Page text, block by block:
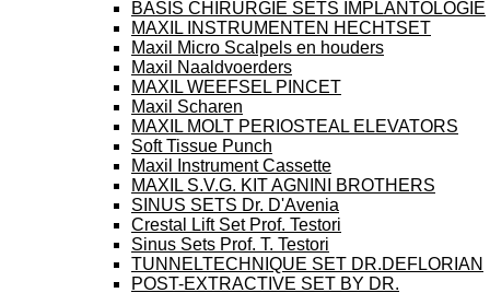
BASIS CHIRURGIE SETS IMPLANTOLOGIE
MAXIL INSTRUMENTEN HECHTSET
Maxil Micro Scalpels en houders
Maxil Naaldvoerders
MAXIL WEEFSEL PINCET
Maxil Scharen
MAXIL MOLT PERIOSTEAL ELEVATORS
Soft Tissue Punch
Maxil Instrument Cassette
MAXIL S.V.G. KIT AGNINI BROTHERS
SINUS SETS Dr. D'Avenia
Crestal Lift Set Prof. Testori
Sinus Sets Prof. T. Testori
TUNNELTECHNIQUE SET DR.DEFLORIAN
POST-EXTRACTIVE SET BY DR.